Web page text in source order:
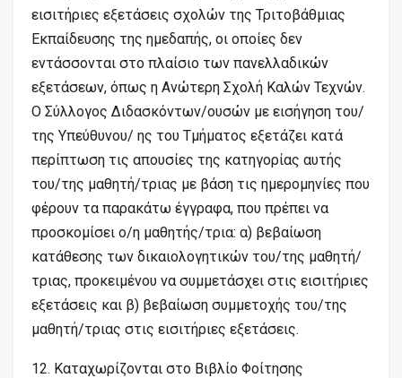
εισιτήριες εξετάσεις σχολών της Τριτοβάθμιας
Εκπαίδευσης της ημεδαπής, οι οποίες δεν
εντάσσονται στο πλαίσιο των πανελλαδικών
εξετάσεων, όπως η Ανώτερη Σχολή Καλών Τεχνών.
Ο Σύλλογος Διδασκόντων/ουσών με εισήγηση του/
της Υπεύθυνου/ ης του Τμήματος εξετάζει κατά
περίπτωση τις απουσίες της κατηγορίας αυτής
του/της μαθητή/τριας με βάση τις ημερομηνίες που
φέρουν τα παρακάτω έγγραφα, που πρέπει να
προσκομίσει ο/η μαθητής/τρια: α) βεβαίωση
κατάθεσης των δικαιολογητικών του/της μαθητή/
τριας, προκειμένου να συμμετάσχει στις εισιτήριες
εξετάσεις και β) βεβαίωση συμμετοχής του/της
μαθητή/τριας στις εισιτήριες εξετάσεις.
12. Καταχωρίζονται στο Βιβλίο Φοίτησης